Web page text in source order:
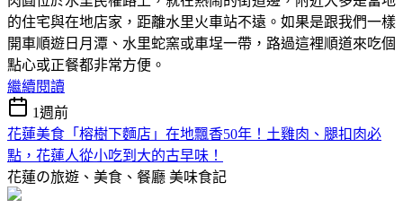
的住宅與在地店家，距離水里火車站不遠。如果是跟我們一樣
開車順遊日月潭、水里蛇窯或車埕一帶，路過這裡順道來吃個
點心或正餐都非常方便。
繼續閱讀
1週前
花蓮美食「榕樹下麵店」在地飄香50年！土雞肉、腿扣肉必
點，花蓮人從小吃到大的古早味！
花蓮の旅遊、美食、餐廳 美味食記